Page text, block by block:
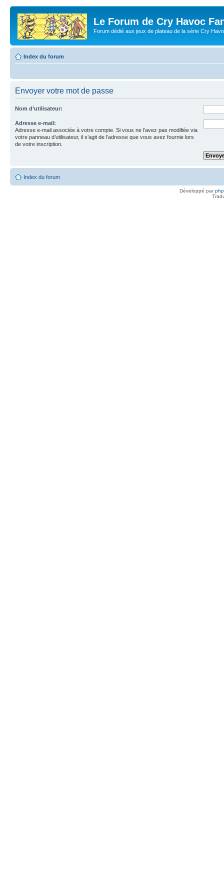
Le Forum de Cry Havoc
Forum dédié aux jeux de plateau de la série Cry
Index du forum
Envoyer votre mot de passe
Nom d’utilisateur:
Adresse e-mail:
Adresse e-mail associée à votre compte. Si vous ne l’avez pas modifiée via
votre panneau d’utilisateur, il s’agit de l’adresse que vous avez fournie lors
de votre inscription.
Index du forum
Développé par